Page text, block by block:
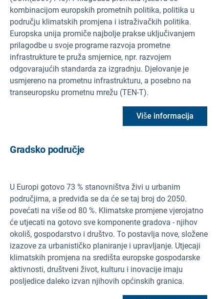
kombinacijom europskih prometnih politika, politika u
području klimatskih promjena i istraživačkih politika.
Europska unija promiče najbolje prakse uključivanjem
prilagodbe u svoje programe razvoja prometne
infrastrukture te pruža smjernice, npr. razvojem
odgovarajućih standarda za izgradnju. Djelovanje je
usmjereno na prometnu infrastrukturu, a posebno na
transeuropsku prometnu mrežu (TEN-T).
Više informacija
Gradsko područje
U Europi gotovo 73 % stanovništva živi u urbanim
područjima, a predviđa se da će se taj broj do 2050.
povećati na više od 80 %. Klimatske promjene vjerojatno
će utjecati na gotovo sve komponente gradova - njihov
okoliš, gospodarstvo i društvo. To postavlja nove, složene
izazove za urbanističko planiranje i upravljanje. Utjecaji
klimatskih promjena na središta europske gospodarske
aktivnosti, društveni život, kulturu i inovacije imaju
posljedice daleko izvan njihovih općinskih granica.